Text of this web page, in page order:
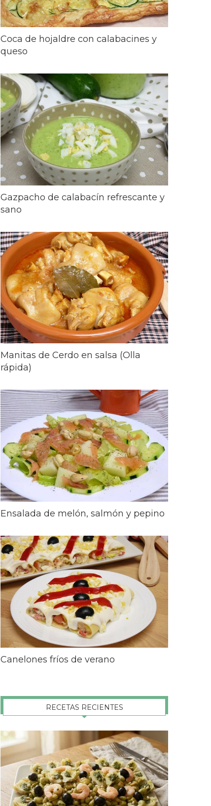
Coca de hojaldre con calabacines y
queso
Gazpacho de calabacín refrescante y
sano
Manitas de Cerdo en salsa (Olla
rápida)
Ensalada de melón, salmón y pepino
Canelones fríos de verano
RECETAS RECIENTES